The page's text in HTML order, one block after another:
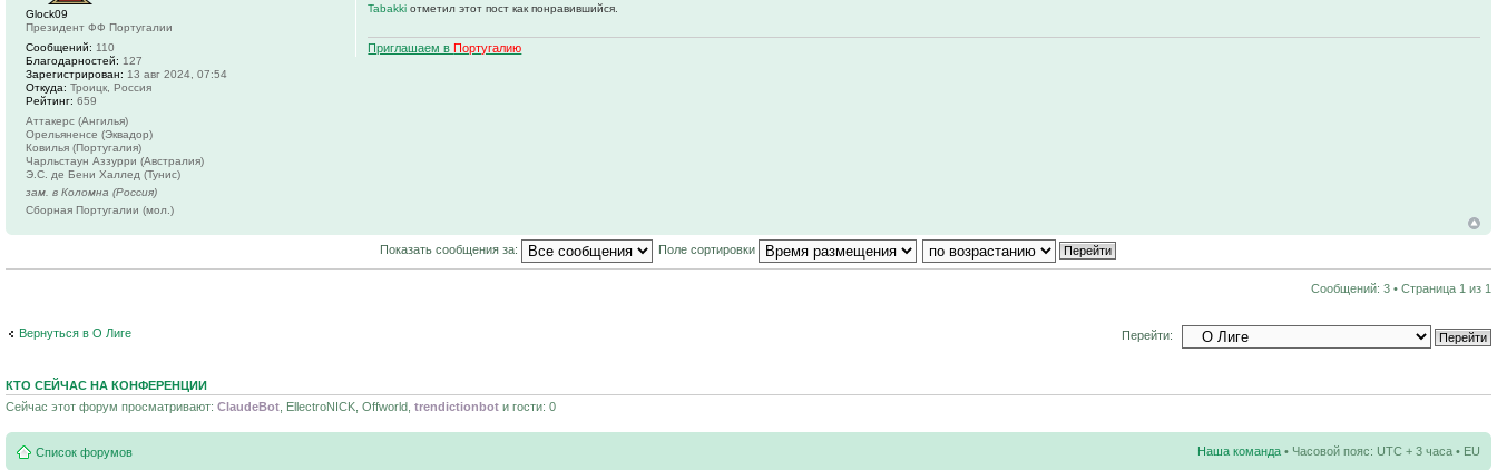
Tabakkiотметил этот пост как понравившийся.
Приглашаем вПортугалию
Glock09
Президент ФФ Португалии
Сообщений: 110
Благодарностей: 127
Зарегистрирован: 13 авг 2024, 07:54
Откуда: Троицк, Россия
Рейтинг: 659
Аттакерс (Ангилья)
Орельяненсе (Эквадор)
Ковилья (Португалия)
Чарльстаун Аззурри (Австралия)
Э.С. де Бени Халлед (Тунис)
зам. в Коломна (Россия)
Сборная Португалии (мол.)
Показать сообщения за: Поле сортировки
Сообщений: 3 • Страница 1 из 1
Вернуться в О Лиге Перейти:
КТО СЕЙЧАС НА КОНФЕРЕНЦИИ
Сейчас этот форум просматривают: ClaudeBot , EllectroNICK, Offworld, trendictionbot и гости: 0
Список форумов Наша команда • Часовой пояс: UTC + 3 часа • EU